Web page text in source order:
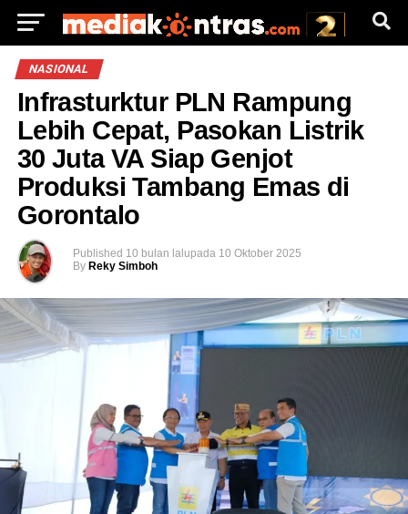
NASIONAL
Infrasturktur PLN Rampung
Lebih Cepat, Pasokan Listrik
30 Juta VA Siap Genjot
Produksi Tambang Emas di
Gorontalo
Published 10 bulan lalupada 10 Oktober 2025
By Reky Simboh